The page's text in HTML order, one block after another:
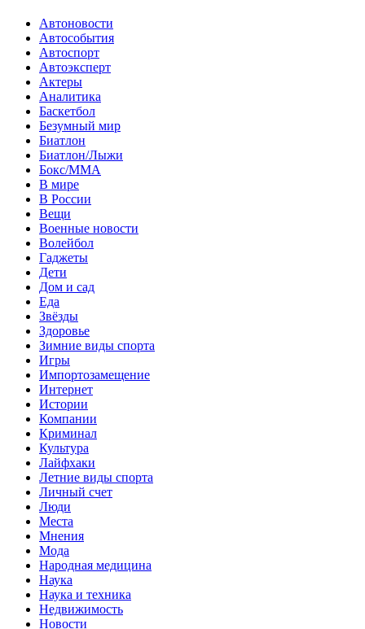
Автоновости
Автособытия
Автоспорт
Автоэксперт
Актеры
Аналитика
Баскетбол
Безумный мир
Биатлон
Биатлон/Лыжи
Бокс/MMA
В мире
В России
Вещи
Военные новости
Волейбол
Гаджеты
Дети
Дом и сад
Еда
Звёзды
Здоровье
Зимние виды спорта
Игры
Импортозамещение
Интернет
Истории
Компании
Криминал
Культура
Лайфхаки
Летние виды спорта
Личный счет
Люди
Места
Мнения
Мода
Народная медицина
Наука
Наука и техника
Недвижимость
Новости